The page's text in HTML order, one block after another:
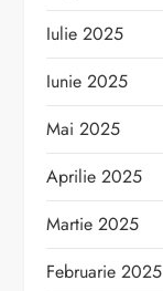
Iulie 2025
Iunie 2025
Mai 2025
Aprilie 2025
Martie 2025
Februarie 2025